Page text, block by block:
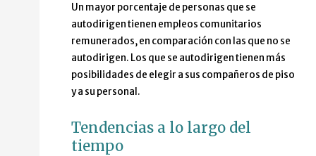
Un mayor porcentaje de personas que se
autodirigen tienen empleos comunitarios
remunerados, en comparación con las que no se
autodirigen. Los que se autodirigen tienen más
posibilidades de elegir a sus compañeros de piso
y a su personal.
Tendencias a lo largo del
tiempo